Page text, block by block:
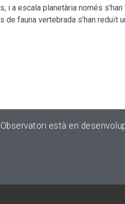
i a escala planetària només
de fauna vertebrada s’han reduït
està en